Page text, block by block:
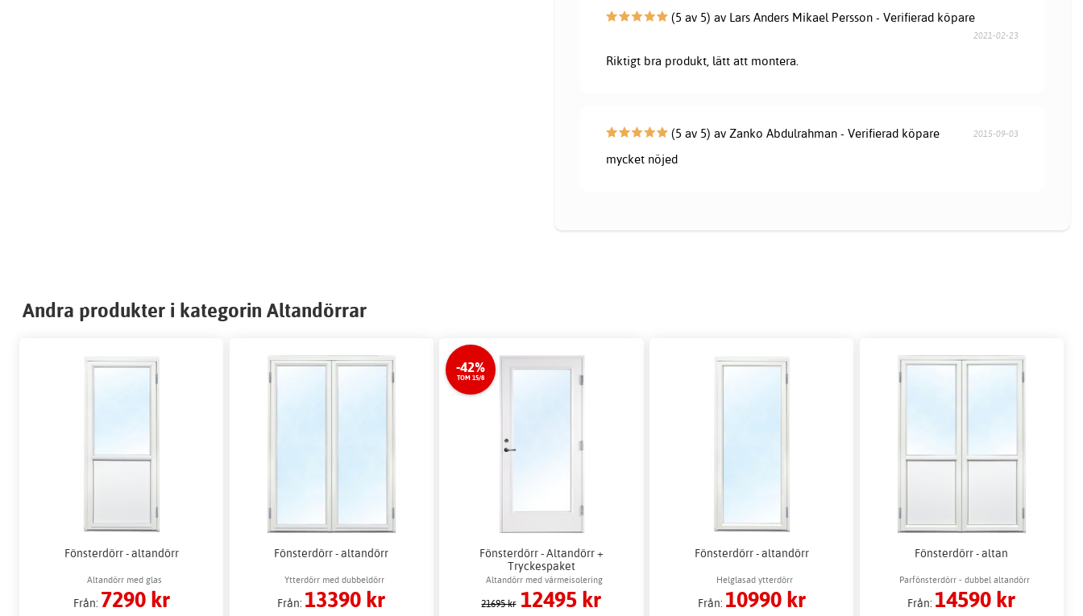
(5 av 5) av Lars Anders Mikael Persson - Verifierad köpare
2021-02-23
Riktigt bra produkt, lätt att montera.
(5 av 5) av Zanko Abdulrahman - Verifierad köpare 2015-09-03
mycket nöjed
Andra produkter i kategorin Altandörrar
Fönsterdörr - altandörr
Altandörr med glas
Från: 7290 kr
Fönsterdörr - altandörr
Ytterdörr med dubbeldörr
Från: 13390 kr
-42%
TOM 15/8
Fönsterdörr - Altandörr +
Tryckespaket
Altandörr med värmeisolering
21695 kr 12495 kr
Fönsterdörr - altandörr
Helglasad ytterdörr
Från: 10990 kr
Fönsterdörr - altan
Parfönsterdörr - dubbel altandörr
Från: 14590 kr